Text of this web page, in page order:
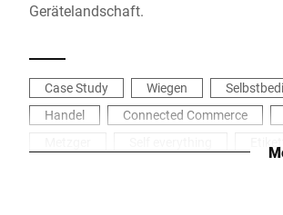
Gerätelandschaft.
Case Study Wiegen
Handel
Connected Commerce